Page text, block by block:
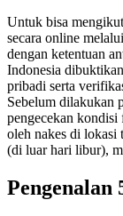
Untuk bisa
secara online
dengan ketentuan
Indonesia
pribadi serta
Sebelum dilakukan
pengecekan kondisi
oleh nakes di lokasi
(di luar hari libur),
Pengenalan